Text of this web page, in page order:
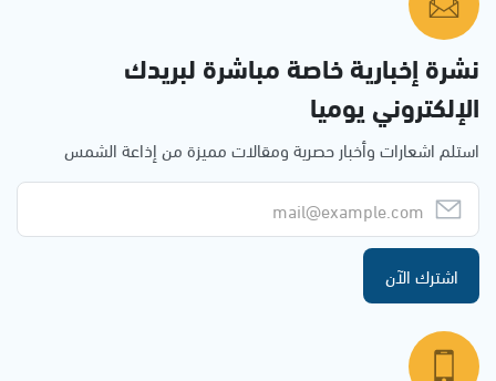
نشرة إخبارية خاصة مباشرة لبريدك
الإلكتروني يوميا
استلم اشعارات وأخبار حصرية ومقالات مميزة من إذاعة الشمس
اشترك الآن